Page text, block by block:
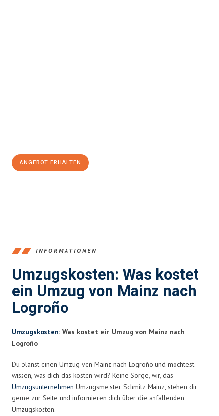
ANGEBOT ERHALTEN
INFORMATIONEN
Umzugskosten: Was kostet
ein Umzug von Mainz nach
Logroño
Umzugskosten: Was kostet ein Umzug von Mainz nach
Logroño
Du planst einen Umzug von Mainz nach Logroño und möchtest
wissen, was dich das kosten wird? Keine Sorge, wir, das
Umzugsunternehmen Umzugsmeister Schmitz Mainz, stehen dir
gerne zur Seite und informieren dich über die anfallenden
Umzugskosten.